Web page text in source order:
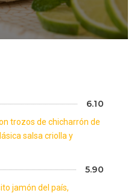
6.10
trozos de chicharrón de
salsa criolla y
5.90
jamón del país,